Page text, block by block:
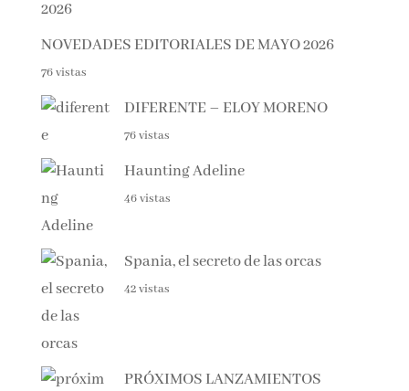
NOVEDADES EDITORIALES DE MAYO 2026
76 vistas
DIFERENTE – ELOY MORENO
76 vistas
Haunting Adeline
46 vistas
Spania, el secreto de las orcas
42 vistas
PRÓXIMOS LANZAMIENTOS